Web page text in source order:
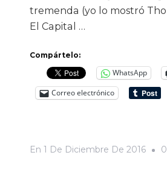
tremenda (yo lo mostró
El Capital …
Compártelo:
WhatsApp
Correo electrónico
En 1 De Diciembre De 2016